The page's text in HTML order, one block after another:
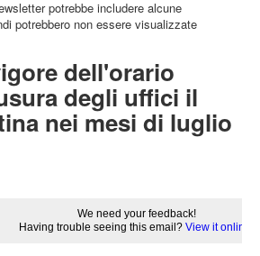
potrebbe includere alcune
potrebbero non essere visualizzate
dell'orario
degli uffici il
nei mesi di luglio